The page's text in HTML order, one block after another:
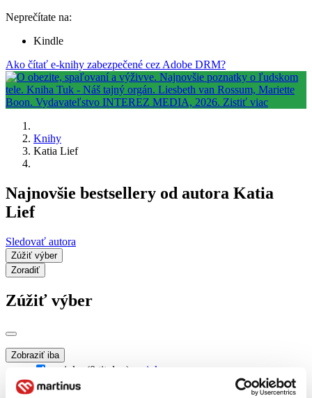
Neprečítate na:
Kindle
Ako čítať e-knihy zabezpečené cez Adobe DRM?
Knihy
Katia Lief
Najnovšie bestsellery od autora Katia
Lief
Sledovať autora
Zúžiť výber
Zoradiť
Zúžiť výber
Zobraziť iba
novinky (0 titulov)
novinky
zľavnené tituly (0 titulov)